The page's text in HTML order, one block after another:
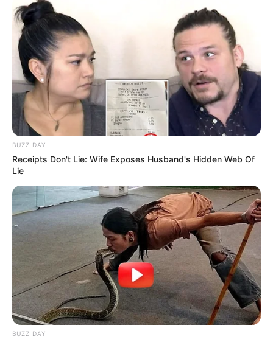
BUZZ DAY
Receipts Don't Lie: Wife Exposes Husband's Hidden Web Of
Lie
BUZZ DAY